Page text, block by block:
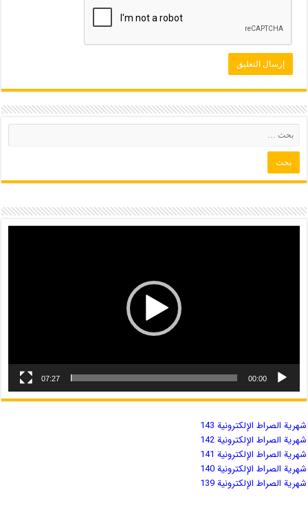
00:00
07:27
شهریة الصراط الإلكترونية 143
شهریة الصراط الإلكترونية 142
شهریة الصراط الإلكترونية 141
شهریة الصراط الإلكترونية 140
شهریة الصراط الإلكترونية 139